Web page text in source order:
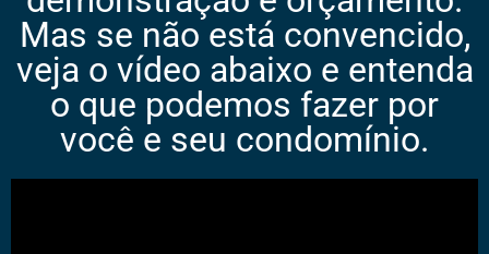
Mas se não está convencido,
veja o vídeo abaixo e entenda
o que podemos fazer por
você e seu condomínio.